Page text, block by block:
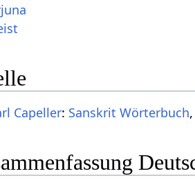
Capeller: Sanskrit Wörterbuch